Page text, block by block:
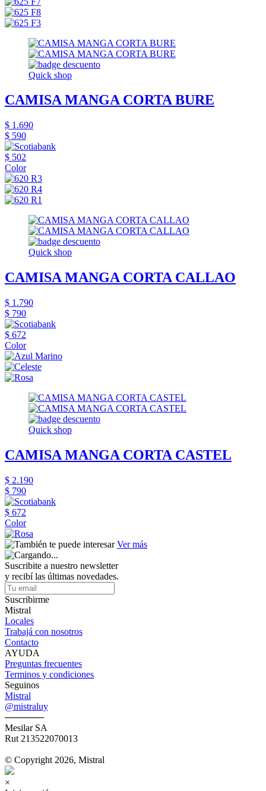
Quick shop
CAMISA MANGA CORTA BURE
$ 1.690
$ 590
$ 502
Color
Quick shop
CAMISA MANGA CORTA CALLAO
$ 1.790
$ 790
$ 672
Color
Quick shop
CAMISA MANGA CORTA CASTEL
$ 2.190
$ 790
$ 672
Color
Ver más
Suscribite a nuestro newsletter
y recibí las últimas novedades.
Suscribirme
Mistral
Locales
Trabajá con nosotros
Contacto
AYUDA
Preguntas frecuentes
Terminos y condiciones
Seguinos
Mistral
@mistraluy
──────
Mesilar SA
Rut 213522070013
© Copyright 2026, Mistral
×